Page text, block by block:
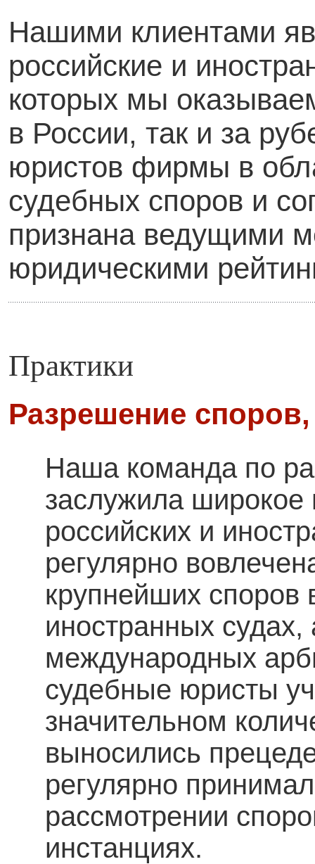
Нашими клиентами
российские и
которых мы
в России, так и за
юристов фирмы в
судебных споров и
признана ведущими
юридическими
Практики
Разрешение
Наша команда по
заслужила широкое
российских и
регулярно
крупнейших споров
иностранных судах,
международных
судебные юристы
значительном
выносились
регулярно
рассмотрении
инстанциях.